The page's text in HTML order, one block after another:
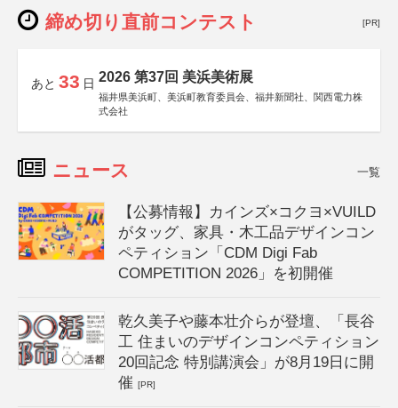
締め切り直前コンテスト [PR]
あと 33 日 2026 第37回 美浜美術展
福井県美浜町、美浜町教育委員会、福井新聞社、関西電力株
式会社
ニュース 一覧
【公募情報】カインズ×コクヨ×VUILD
がタッグ、家具・木工品デザインコン
ペティション「CDM Digi Fab
COMPETITION 2026」を初開催
乾久美子や藤本壮介らが登壇、「長谷
工 住まいのデザインコンペティション
20回記念 特別講演会」が8月19日に開
催[PR]